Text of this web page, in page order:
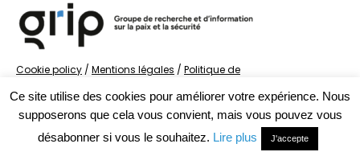
Cookie policy / Mentions légales / Politique de
la Sécurité
Ce site utilise des cookies pour améliorer votre expérience. Nous
supposerons que cela vous convient, mais vous pouvez vous
désabonner si vous le souhaitez. Lire plus J'accepte